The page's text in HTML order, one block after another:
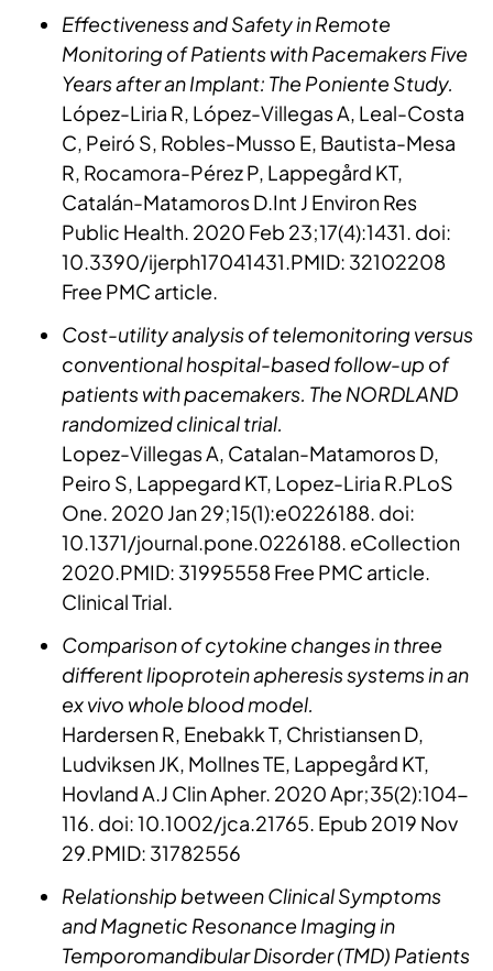
Effectiveness and Safety in Remote
Monitoring of Patients with Pacemakers Five
Years after an Implant: The Poniente Study.
López-Liria R, López-Villegas A, Leal-Costa
C, Peiró S, Robles-Musso E, Bautista-Mesa
R, Rocamora-Pérez P, Lappegård KT,
Catalán-Matamoros D.Int J Environ Res
Public Health. 2020 Feb 23;17(4):1431. doi:
10.3390/ijerph17041431.PMID: 32102208
Free PMC article.
Cost-utility analysis of telemonitoring versus
conventional hospital-based follow-up of
patients with pacemakers. The NORDLAND
randomized clinical trial.
Lopez-Villegas A, Catalan-Matamoros D,
Peiro S, Lappegard KT, Lopez-Liria R.PLoS
One. 2020 Jan 29;15(1):e0226188. doi:
10.1371/journal.pone.0226188. eCollection
2020.PMID: 31995558 Free PMC article.
Clinical Trial.
Comparison of cytokine changes in three
different lipoprotein apheresis systems in an
ex vivo whole blood model.
Hardersen R, Enebakk T, Christiansen D,
Ludviksen JK, Mollnes TE, Lappegård KT,
Hovland A.J Clin Apher. 2020 Apr;35(2):104-
116. doi: 10.1002/jca.21765. Epub 2019 Nov
29.PMID: 31782556
Relationship between Clinical Symptoms
and Magnetic Resonance Imaging in
Temporomandibular Disorder (TMD) Patients